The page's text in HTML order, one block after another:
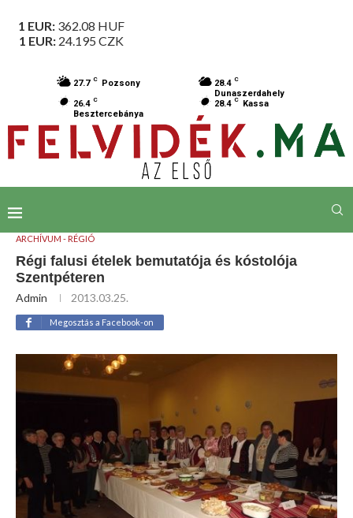
1 EUR: 362.08 HUF
1 EUR: 24.195 CZK
27.7 C Pozsony 28.4 C
Dunaszerdahely
26.4 C
Besztercebánya
28.4 C Kassa
ARCHÍVUM - RÉGIÓ
Régi falusi ételek bemutatója és kóstolója
Szentpéteren
Admin 2013.03.25.
Megosztás a Facebook-on